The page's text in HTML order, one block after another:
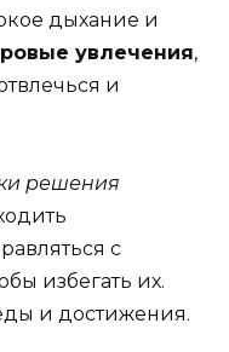
дыхание и
увлечения,
и
решения
с
избегать их.
и достижения.